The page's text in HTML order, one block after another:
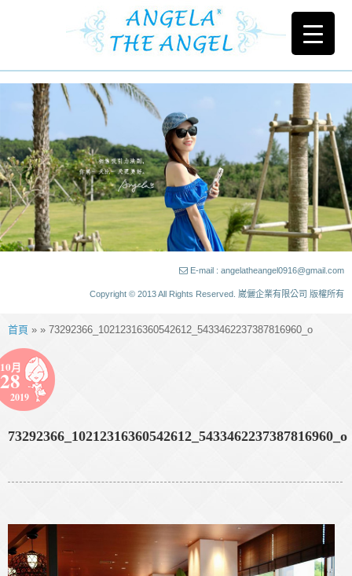
E-mail : angelatheangel0916@gmail.com
Copyright © 2013 All Rights Reserved. 崴儷企業有限公司 版權所有
首頁 » » 73292366_10212316360542612_5433462237387816960_o
10月
28
2019
73292366_10212316360542612_5433462237387816960_o